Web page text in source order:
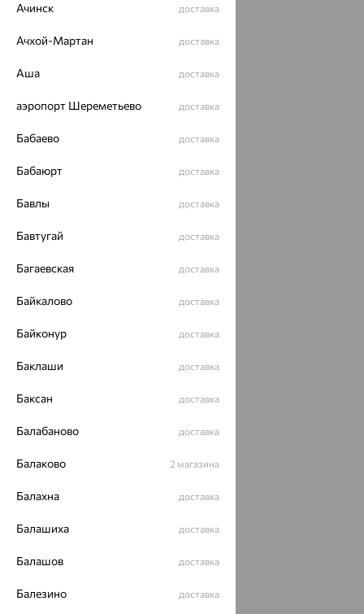
Ачинск доставка
Ачхой-Мартан доставка
Аша доставка
аэропорт Шереметьево доставка
Бабаево доставка
Бабаюрт доставка
Бавлы доставка
Бавтугай доставка
Багаевская доставка
Байкалово доставка
Байконур доставка
Баклаши доставка
Баксан доставка
Балабаново доставка
Балаково 2 магазина
Балахна доставка
Балашиха доставка
Балашов доставка
Балезино доставка